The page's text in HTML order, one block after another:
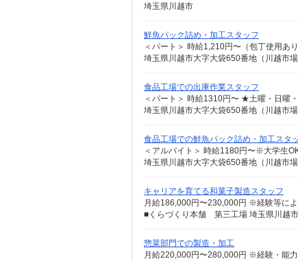
埼玉県川越市
鮮魚パック詰め・加工スタッフ
＜パート＞ 時給1,210円〜（包丁使用あ
埼玉県川越市大字大袋650番地（川越市
食品工場での出庫作業スタッフ
＜パート＞ 時給1310円〜 ★土曜・日曜
埼玉県川越市大字大袋650番地（川越市
食品工場での鮮魚パック詰め・加工スタ
＜アルバイト＞ 時給1180円〜※大学生
埼玉県川越市大字大袋650番地（川越市
キャリアを育てる和菓子製造スタッフ
月給186,000円〜230,000円 ※経験等に
惣菜部門での製造・加工
月給220,000円〜280,000円 ※経験・能